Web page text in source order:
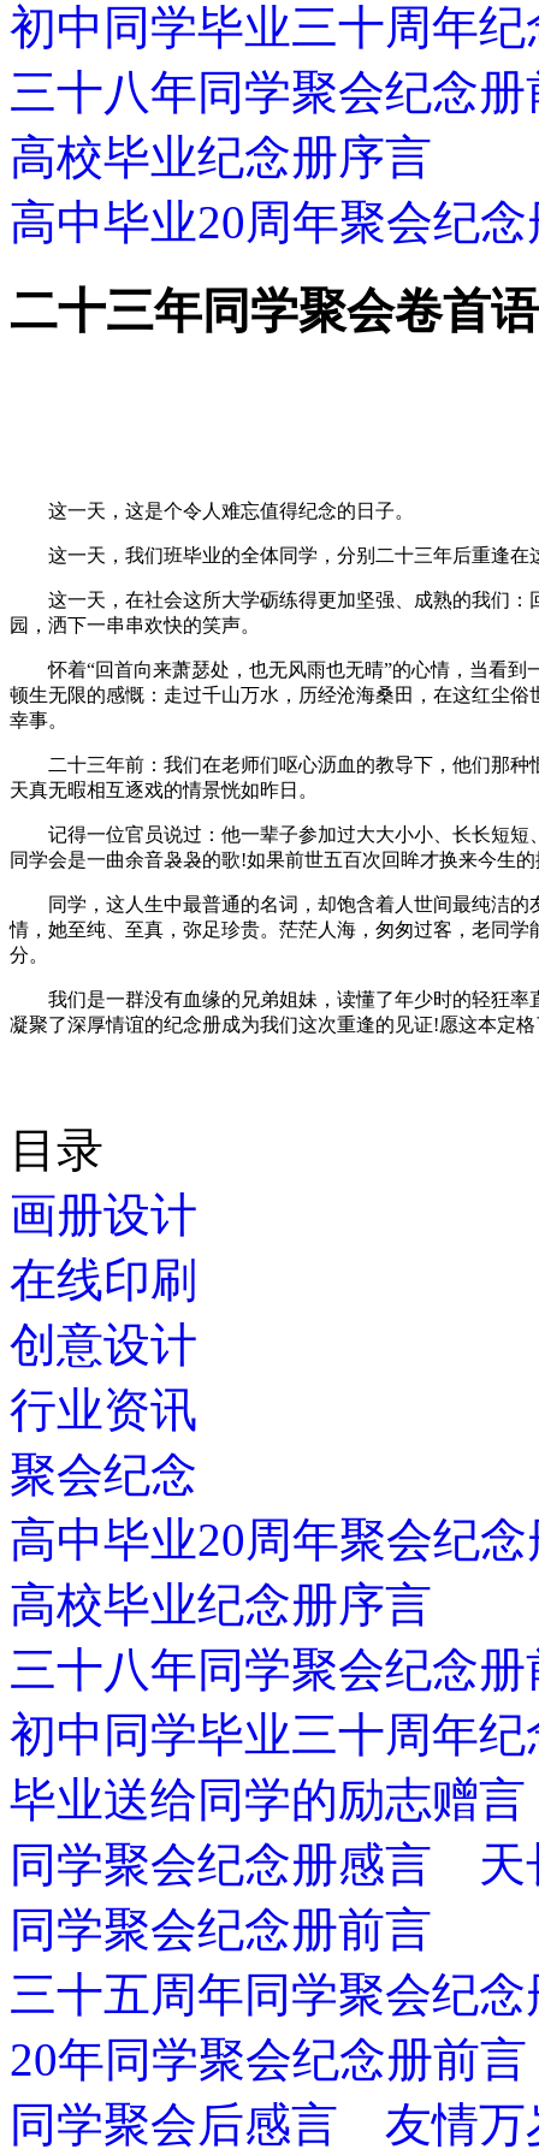
初中同学毕业三十周年
三十八年同学聚会纪念
高校毕业纪念册序言
高中毕业20周年聚会纪
二十三年同学聚会卷首语
这一天，这是个令人难忘值得纪念的日子。
这一天，我们班毕业的全体同学，分别二十三年后重逢在
这一天，在社会这所大学砺练得更加坚强、成熟的我们：
园，洒下一串串欢快的笑声。
怀着“回首向来萧瑟处，也无风雨也无晴”的心情，当看到
顿生无限的感慨：走过千山万水，历经沧海桑田，在这红尘
幸事。
二十三年前：我们在老师们呕心沥血的教导下，他们那种
天真无暇相互逐戏的情景恍如昨日。
记得一位官员说过：他一辈子参加过大大小小、长长短短
同学会是一曲余音袅袅的歌!如果前世五百次回眸才换来今生
同学，这人生中最普通的名词，却饱含着人世间最纯洁的
情，她至纯、至真，弥足珍贵。茫茫人海，匆匆过客，老同
分。
我们是一群没有血缘的兄弟姐妹，读懂了年少时的轻狂率
凝聚了深厚情谊的纪念册成为我们这次重逢的见证!愿这本定
目录
画册设计
在线印刷
创意设计
行业资讯
聚会纪念
高中毕业20周年聚会纪
高校毕业纪念册序言
三十八年同学聚会纪念
初中同学毕业三十周年
毕业送给同学的励志赠言
同学聚会纪念册感言 天
同学聚会纪念册前言
三十五周年同学聚会纪
20年同学聚会纪念册前
同学聚会后感言 友情万